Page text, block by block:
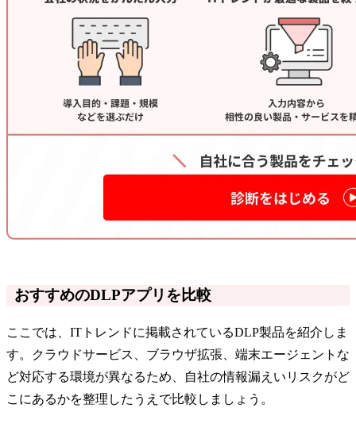
おすすめのDLPアプリを比較
ここでは、ITトレンドに掲載されているDLP製品を紹介しま
す。クラウドサービス、ブラウザ拡張、端末エージェントな
ど対応する環境が異なるため、自社の情報漏えいリスクがど
こにあるかを整理したうえで比較しましょう。